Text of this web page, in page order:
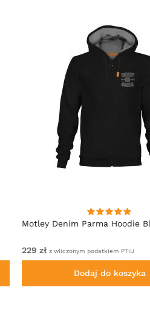
Motley Denim Parma Hoodie
229 zł z wliczonym podatkiem PTiU
Dodaj do koszyka